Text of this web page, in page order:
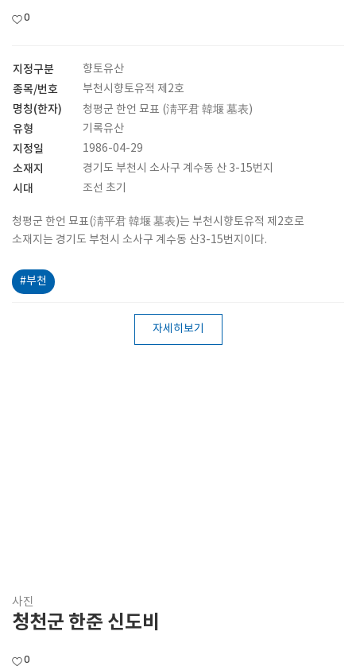
0
지정구분 향토유산
종목/번호 부천시향토유적 제2호
명칭(한자) 청평군 한언 묘표 (淸平君 韓堰 墓表)
유형 기록유산
지정일 1986-04-29
소재지 경기도 부천시 소사구 계수동 산 3-15번지
시대 조선 초기
청평군 한언 묘표(淸平君 韓堰 墓表)는 부천시향토유적 제2호로
소재지는 경기도 부천시 소사구 계수동 산3-15번지이다.
#부천
자세히보기
사진
청천군 한준 신도비
0